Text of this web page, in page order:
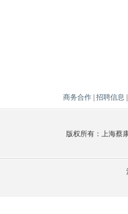
商务合作 招聘信息
版权所有：上海蔡